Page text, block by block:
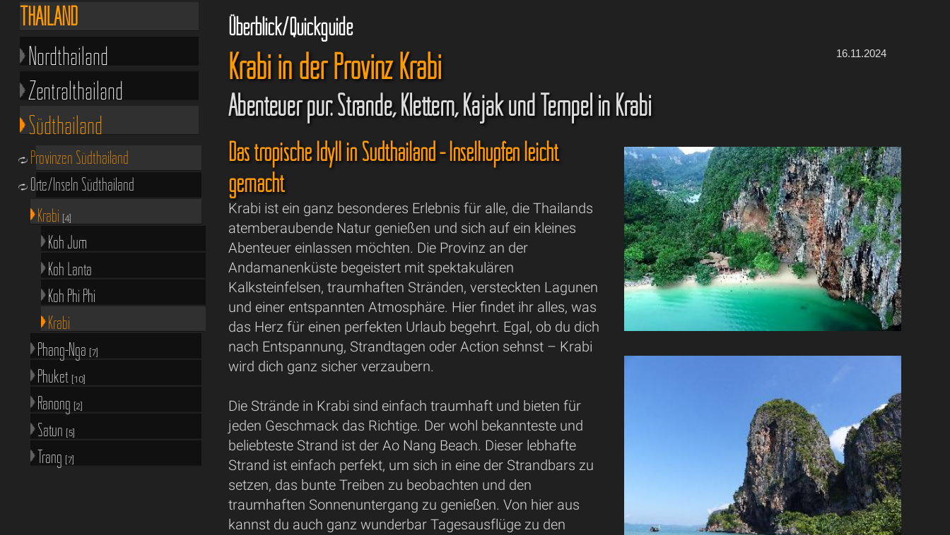
Überblick/Quickguide
16.11.2024
Krabi in der Provinz Krabi
Abenteuer pur: Strände, Klettern, Kajak und Tempel in Krabi
Das tropische Idyll in Südthailand - Inselhüpfen leicht
gemacht
Krabi ist ein ganz besonderes Erlebnis für alle, die Thailands
atemberaubende Natur genießen und sich auf ein kleines
Abenteuer einlassen möchten. Die Provinz an der
Andamanenküste begeistert mit spektakulären
Kalksteinfelsen, traumhaften Stränden, versteckten Lagunen
und einer entspannten Atmosphäre. Hier findet ihr alles, was
das Herz für einen perfekten Urlaub begehrt. Egal, ob du dich
nach Entspannung, Strandtagen oder Action sehnst – Krabi
wird dich ganz sicher verzaubern.
Die Strände in Krabi sind einfach traumhaft und bieten für
jeden Geschmack das Richtige. Der wohl bekannteste und
beliebteste Strand ist der Ao Nang Beach. Dieser lebhafte
Strand ist einfach perfekt, um sich in eine der Strandbars zu
setzen, das bunte Treiben zu beobachten und den
traumhaften Sonnenuntergang zu genießen. Von hier aus
kannst du auch ganz wunderbar Tagesausflüge zu den
THAILAND
Nordthailand
Zentralthailand
Südthailand
Provinzen Südthailand
Orte/Inseln Südthailand
Krabi [4]
Koh Jum
Koh Lanta
Koh Phi Phi
Krabi
Phang-Nga [7]
Phuket [10]
Ranong [2]
Satun [5]
Trang [7]